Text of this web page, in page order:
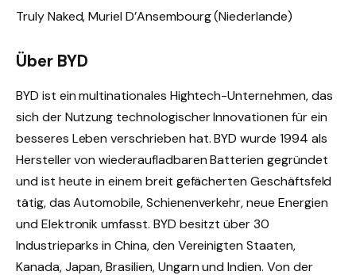
Truly Naked, Muriel D’Ansembourg (Niederlande)
Über BYD
BYD ist ein multinationales Hightech-Unternehmen, das
sich der Nutzung technologischer Innovationen für ein
besseres Leben verschrieben hat. BYD wurde 1994 als
Hersteller von wiederaufladbaren Batterien gegründet
und ist heute in einem breit gefächerten Geschäftsfeld
tätig, das Automobile, Schienenverkehr, neue Energien
und Elektronik umfasst. BYD besitzt über 30
Industrieparks in China, den Vereinigten Staaten,
Kanada, Japan, Brasilien, Ungarn und Indien. Von der